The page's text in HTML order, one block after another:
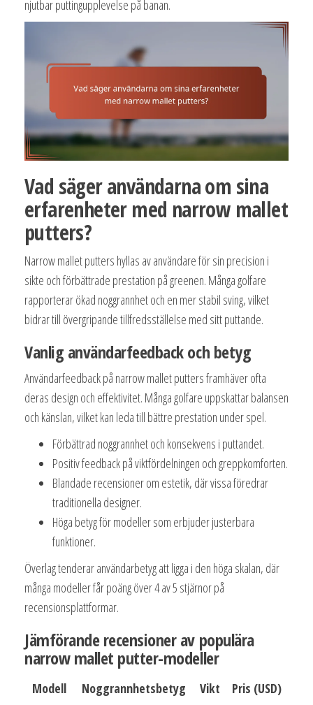
njutbar puttingupplevelse på banan.
Vad säger användarna om sina
erfarenheter med narrow mallet
putters?
Narrow mallet putters hyllas av användare för sin precision i
sikte och förbättrade prestation på greenen. Många golfare
rapporterar ökad noggrannhet och en mer stabil sving, vilket
bidrar till övergripande tillfredsställelse med sitt puttande.
Vanlig användarfeedback och betyg
Användarfeedback på narrow mallet putters framhäver ofta
deras design och effektivitet. Många golfare uppskattar balansen
och känslan, vilket kan leda till bättre prestation under spel.
Förbättrad noggrannhet och konsekvens i puttandet.
Positiv feedback på viktfördelningen och greppkomforten.
Blandade recensioner om estetik, där vissa föredrar
traditionella designer.
Höga betyg för modeller som erbjuder justerbara
funktioner.
Överlag tenderar användarbetyg att ligga i den höga skalan, där
många modeller får poäng över 4 av 5 stjärnor på
recensionsplattformar.
Jämförande recensioner av populära
narrow mallet putter-modeller
Modell Noggrannhetsbetyg Vikt
Pris (USD)